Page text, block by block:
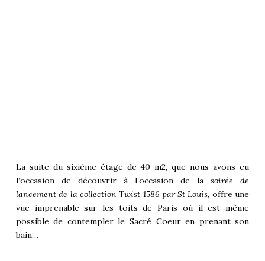
La suite du sixième étage de 40 m2, que nous avons eu
l’occasion de découvrir à l’occasion de lasoirée de
lancement de la collection Twist 1586 par St Louis, offre une
vue imprenable sur les toits de Paris où il est même
possible de contempler le Sacré Coeur en prenant son
bain…